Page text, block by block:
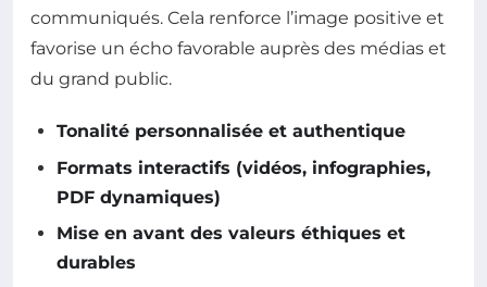
communiqués. Cela renforce l’image positive et
favorise un écho favorable auprès des médias et
du grand public.
Tonalité personnalisée et authentique
Formats interactifs (vidéos, infographies,
PDF dynamiques)
Mise en avant des valeurs éthiques et
durables